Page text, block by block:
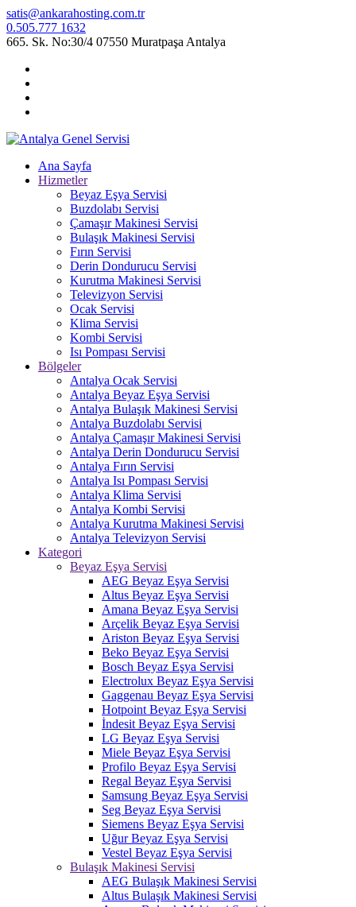
satis@ankarahosting.com.tr
0.505.777 1632
665. Sk. No:30/4 07550 Muratpaşa Antalya
Ana Sayfa
Hizmetler
Beyaz Eşya Servisi
Buzdolabı Servisi
Çamaşır Makinesi Servisi
Bulaşık Makinesi Servisi
Fırın Servisi
Derin Dondurucu Servisi
Kurutma Makinesi Servisi
Televizyon Servisi
Ocak Servisi
Klima Servisi
Kombi Servisi
Isı Pompası Servisi
Bölgeler
Antalya Ocak Servisi
Antalya Beyaz Eşya Servisi
Antalya Bulaşık Makinesi Servisi
Antalya Buzdolabı Servisi
Antalya Çamaşır Makinesi Servisi
Antalya Derin Dondurucu Servisi
Antalya Fırın Servisi
Antalya Isı Pompası Servisi
Antalya Klima Servisi
Antalya Kombi Servisi
Antalya Kurutma Makinesi Servisi
Antalya Televizyon Servisi
Kategori
Beyaz Eşya Servisi
AEG Beyaz Eşya Servisi
Altus Beyaz Eşya Servisi
Amana Beyaz Eşya Servisi
Arçelik Beyaz Eşya Servisi
Ariston Beyaz Eşya Servisi
Beko Beyaz Eşya Servisi
Bosch Beyaz Eşya Servisi
Electrolux Beyaz Eşya Servisi
Gaggenau Beyaz Eşya Servisi
Hotpoint Beyaz Eşya Servisi
İndesit Beyaz Eşya Servisi
LG Beyaz Eşya Servisi
Miele Beyaz Eşya Servisi
Profilo Beyaz Eşya Servisi
Regal Beyaz Eşya Servisi
Samsung Beyaz Eşya Servisi
Seg Beyaz Eşya Servisi
Siemens Beyaz Eşya Servisi
Uğur Beyaz Eşya Servisi
Vestel Beyaz Eşya Servisi
Bulaşık Makinesi Servisi
AEG Bulaşık Makinesi Servisi
Altus Bulaşık Makinesi Servisi